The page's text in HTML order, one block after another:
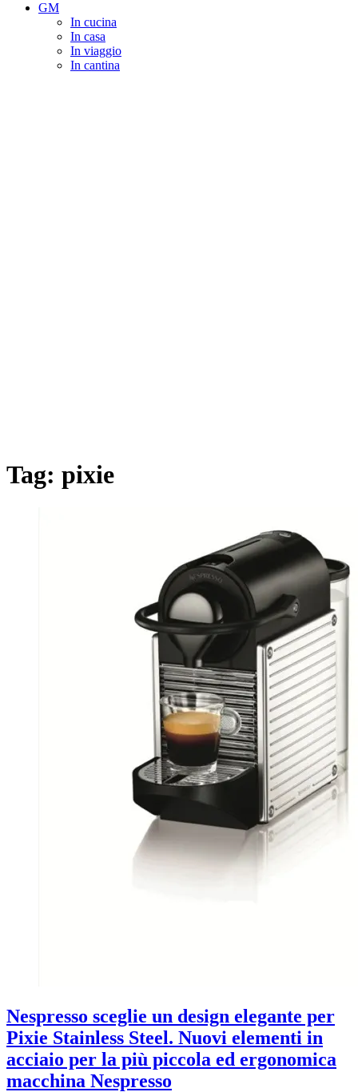
GM
In cucina
In casa
In viaggio
In cantina
Tag: pixie
Nespresso sceglie un design elegante per
Pixie Stainless Steel. Nuovi elementi in
acciaio per la più piccola ed ergonomica
macchina Nespresso